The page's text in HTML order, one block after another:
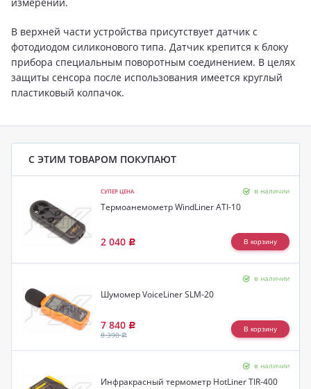
В верхней части устройства присутствует датчик с
фотодиодом силиконового типа. Датчик крепится к блоку
прибора специальным поворотным соединением. В целях
защиты сенсора после использования имеется круглый
пластиковый колпачок.
С ЭТИМ ТОВАРОМ ПОКУПАЮТ
СУПЕР ЦЕНА в наличии
Термоанемометр WindLiner ATI-10
2 040 Р
в наличии
Шумомер VoiceLiner SLM-20
7 840 Р
8 390Р
в наличии
Инфракрасный термометр HotLiner TIR-400